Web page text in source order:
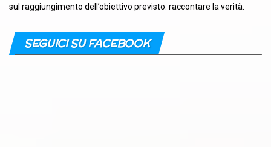
sul raggiungimento dell’obiettivo previsto: raccontare la verità.
SEGUICI SU FACEBOOK